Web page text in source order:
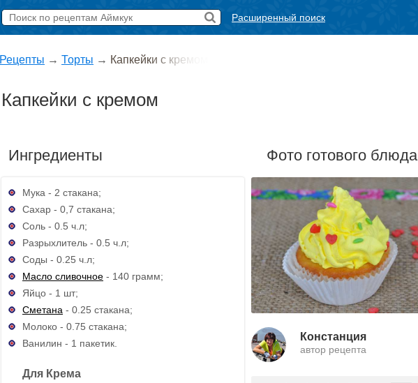
Расширенный поиск
Рецепты → Торты → Капкейки с кремом
Капкейки с кремом
Ингредиенты
Мука - 2 стакана;
Сахар - 0,7 стакана;
Соль - 0.5 ч.л;
Разрыхлитель - 0.5 ч.л;
Соды - 0.25 ч.л;
Масло сливочное - 140 грамм;
Яйцо - 1 шт;
Сметана - 0.25 стакана;
Молоко - 0.75 стакана;
Ванилин - 1 пакетик.
Для Крема
Фото готового блюда
Констанция
автор рецепта